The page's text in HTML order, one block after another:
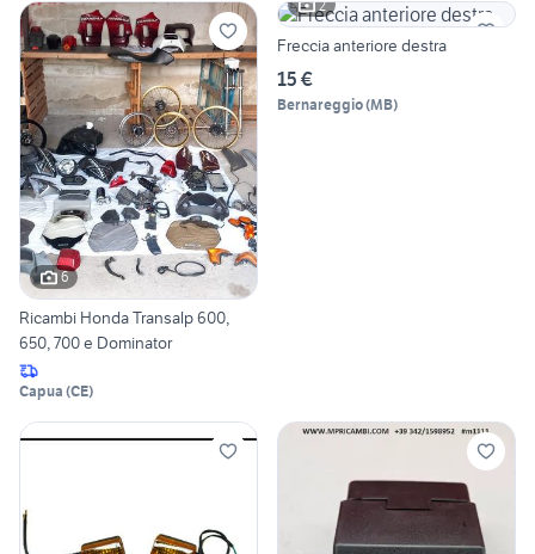
6
Ricambi Honda Transalp 600,
650, 700 e Dominator
Capua (CE)
2
Freccia anteriore destra
15 €
Bernareggio(MB)